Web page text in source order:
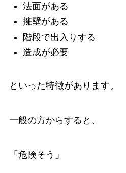
法面がある
擁壁がある
階段で出入りする
造成が必要
といった特徴があります。
一般の方からすると、
「危険そう」